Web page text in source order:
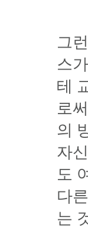
그
스
테
로
의
자
도
다
는